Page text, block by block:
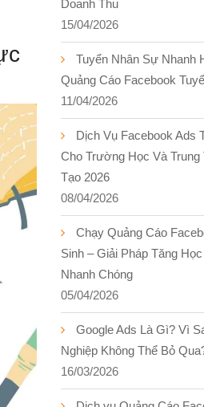
Doanh Thu
15/04/2026
Tuyển Nhân Sự Nhanh
Quảng Cáo Facebook
11/04/2026
Dịch Vụ Facebook Ads
Cho Trường Học Và
Tạo 2026
08/04/2026
Chạy Quảng Cáo
Sinh – Giải Pháp Tăng
Nhanh Chóng
05/04/2026
Google Ads Là Gì? Vì
Nghiệp Không Thể Bỏ
16/03/2026